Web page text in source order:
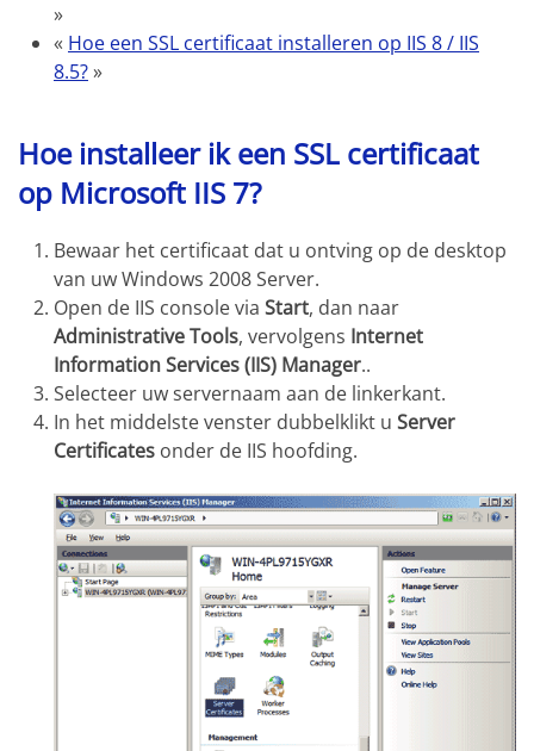
»
« Hoe een SSL certificaat installeren op IIS 8 / IIS
8.5?»
Hoe installeer ik een SSL certificaat
op Microsoft IIS 7?
Bewaar het certificaat dat u ontving op de desktop
van uw Windows 2008 Server.
Open de IIS console via Start, dan naar
Administrative Tools, vervolgens Internet
Information Services (IIS) Manager..
Selecteer uw servernaam aan de linkerkant.
In het middelste venster dubbelklikt u Server
Certificates onder de IIS hoofding.